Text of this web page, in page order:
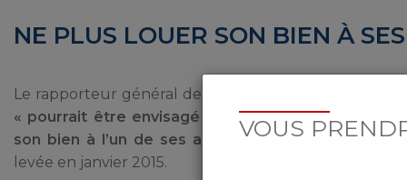
NE PLUS LOUER SON BIEN À
Le rapporteur général de la commission des finances,
« pourrait être envisagé de rétablir l’interdiction
son bien à l’un de ses ascendants ou
levée en janvier 2015.
VOUS